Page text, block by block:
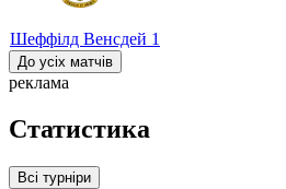
Шеффілд Венсдей 1
До усіх матчів
реклама
Статистика
Всі турніри